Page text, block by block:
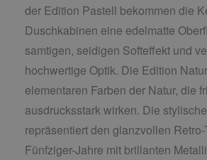
der Edition Pastell bekommen die
Duschkabinen eine edelmatte
samtigen, seidigen Softeffekt und
hochwertige Optik. Die Edition
elementaren Farben der Natur, die
ausdrucksstark wirken. Die
repräsentiert den glanzvollen
Fünfziger-Jahre mit brillanten